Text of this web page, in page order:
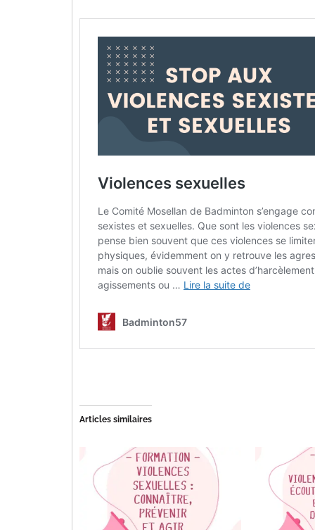
Articles similaires